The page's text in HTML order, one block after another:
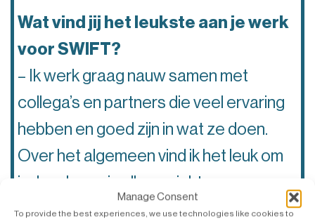
Manage Consent
To provide the best experiences, we use technologies like cookies to
Wat vind jij het leukste aan je werk
voor SWIFT?
– Ik werk graag nauw samen met
collega’s en partners die veel ervaring
hebben en goed zijn in wat ze doen.
Over het algemeen vind ik het leuk om
ieders leven in alle opzichten een
beetje makkelijker te maken.